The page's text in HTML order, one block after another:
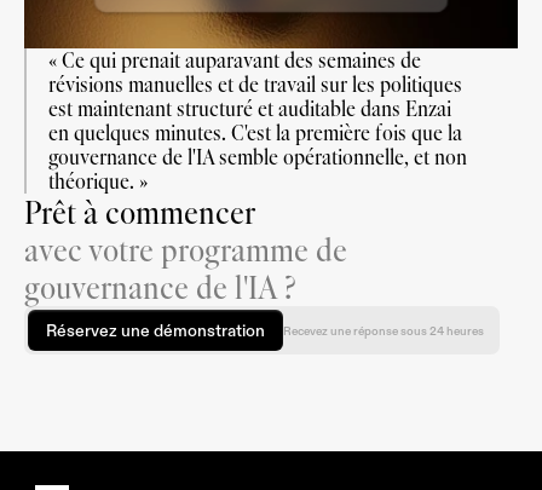
« Ce qui prenait auparavant des semaines de
révisions manuelles et de travail sur les politiques
est maintenant structuré et auditable dans Enzai
en quelques minutes. C'est la première fois que la
gouvernance de l'IA semble opérationnelle, et non
théorique. »
Prêt à commencer
avec votre programme de
gouvernance de l'IA ?
Réservez une démonstration Recevez une réponse sous 24 heures